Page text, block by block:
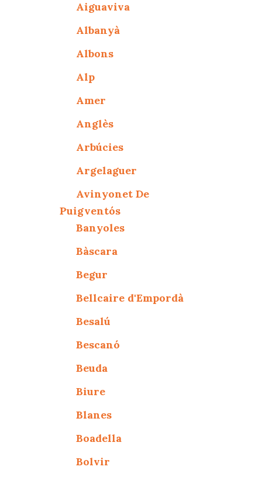
Aiguaviva
Albanyà
Albons
Alp
Amer
Anglès
Arbúcies
Argelaguer
Avinyonet De
Puigventós
Banyoles
Bàscara
Begur
Bellcaire d'Empordà
Besalú
Bescanó
Beuda
Biure
Blanes
Boadella
Bolvir